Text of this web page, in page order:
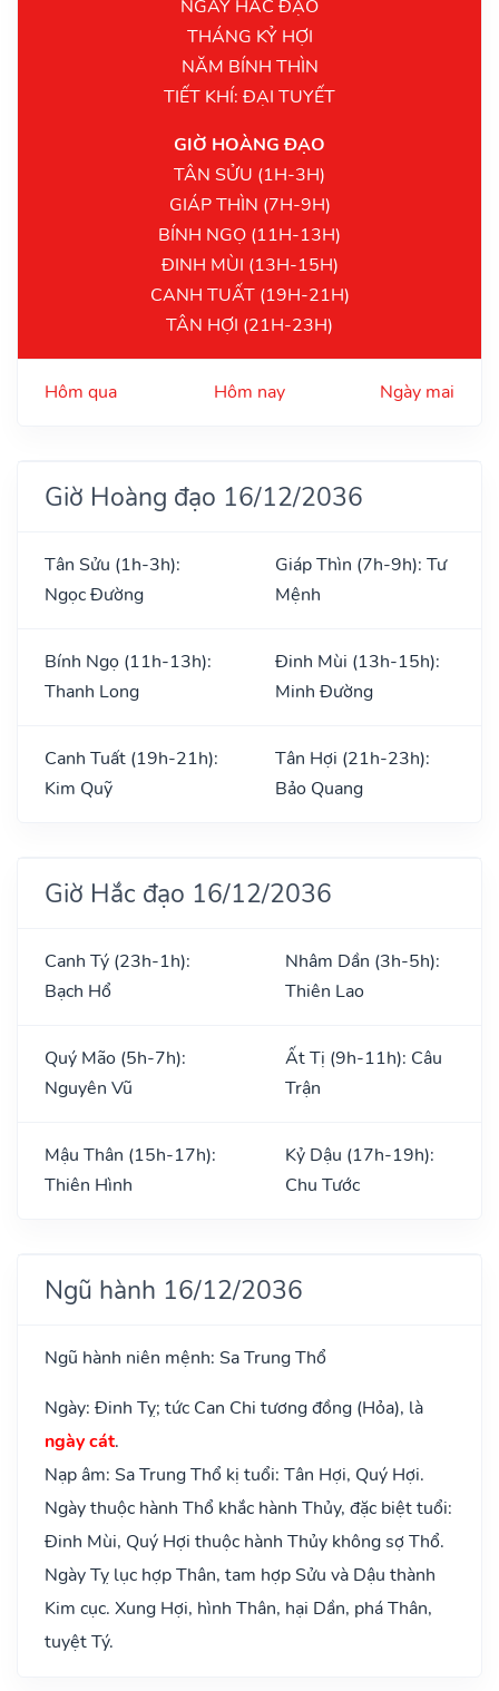
NGÀY HẮC ĐẠO
THÁNG KỶ HỢI
NĂM BÍNH THÌN
TIẾT KHÍ: ĐẠI TUYẾT
GIỜ HOÀNG ĐẠO
TÂN SỬU (1H-3H)
GIÁP THÌN (7H-9H)
BÍNH NGỌ (11H-13H)
ĐINH MÙI (13H-15H)
CANH TUẤT (19H-21H)
TÂN HỢI (21H-23H)
Hôm qua Hôm nay Ngày mai
Giờ Hoàng đạo 16/12/2036
Tân Sửu (1h-3h):
Ngọc Đường
Giáp Thìn (7h-9h): Tư
Mệnh
Bính Ngọ (11h-13h):
Thanh Long
Đinh Mùi (13h-15h):
Minh Đường
Canh Tuất (19h-21h):
Kim Quỹ
Tân Hợi (21h-23h):
Bảo Quang
Giờ Hắc đạo 16/12/2036
Canh Tý (23h-1h):
Bạch Hổ
Nhâm Dần (3h-5h):
Thiên Lao
Quý Mão (5h-7h):
Nguyên Vũ
Ất Tị (9h-11h): Câu
Trận
Mậu Thân (15h-17h):
Thiên Hình
Kỷ Dậu (17h-19h):
Chu Tước
Ngũ hành 16/12/2036
Ngũ hành niên mệnh: Sa Trung Thổ
Ngày: Đinh Tỵ; tức Can Chi tương đồng (Hỏa), là
ngày cát.
Nạp âm: Sa Trung Thổ kị tuổi: Tân Hợi, Quý Hợi.
Ngày thuộc hành Thổ khắc hành Thủy, đặc biệt tuổi:
Đinh Mùi, Quý Hợi thuộc hành Thủy không sợ Thổ.
Ngày Tỵ lục hợp Thân, tam hợp Sửu và Dậu thành
Kim cục. Xung Hợi, hình Thân, hại Dần, phá Thân,
tuyệt Tý.